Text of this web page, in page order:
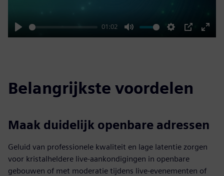
Play
01:02
Mute Settings
PIP
Enter
Belangrijkste voordelen
Maak duidelijk openbare adressen
Geluid van professionele kwaliteit en lage latentie zorgen
voor kristalheldere live-aankondigingen in openbare
gebouwen of met moderatie tijdens live-evenementen of